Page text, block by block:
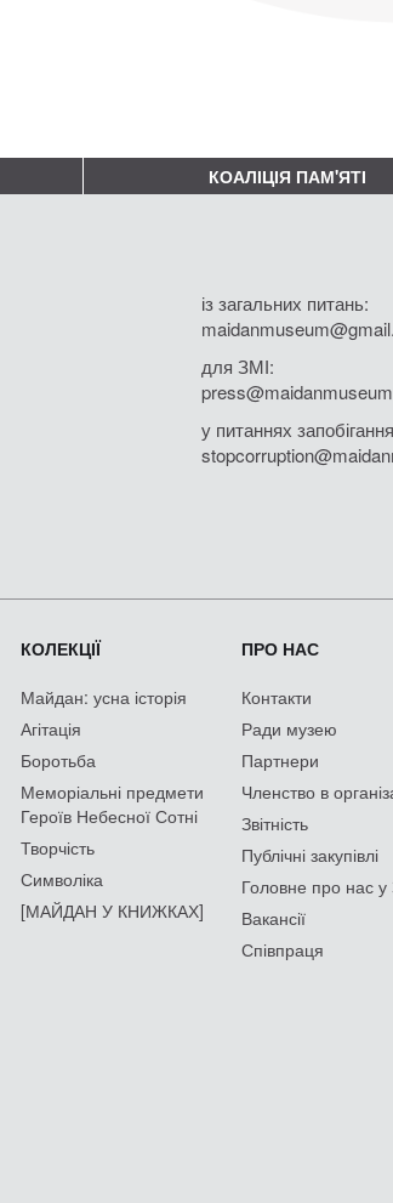
КОАЛІЦІЯ ПАМ'ЯТІ
із загальних питань:
для ЗМІ:
у питаннях
КОЛЕКЦІЇ
Майдан: усна історія
Агітація
Боротьба
Меморіальні предмети
Героїв Небесної Сотні
Творчість
Символіка
[МАЙДАН У КНИЖКАХ]
ПРО НАС
Контакти
Ради музею
Партнери
Членство в
Звітність
Публічні закупівлі
Головне про нас у
Вакансії
Співпраця